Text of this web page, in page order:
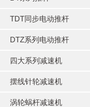
TDT同步电动推杆
DTZ系列电动推杆
四大系列减速机
摆线针轮减速机
涡轮蜗杆减速机